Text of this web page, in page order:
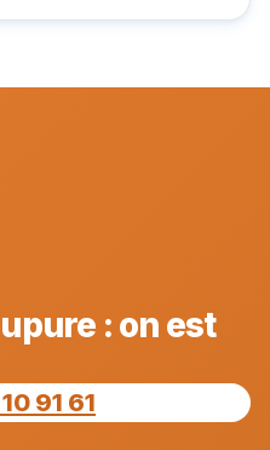
: on est
91 61